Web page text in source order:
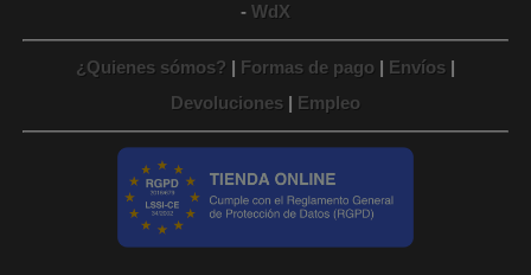
- WdX
¿Quienes sómos? Formas de pago Envíos
Devoluciones
Empleo